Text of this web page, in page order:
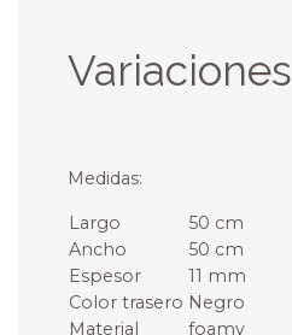
Variaciones
Medidas:
Largo
50 cm
Ancho
50 cm
Espesor
11 mm
Color trasero Negro
Material
foamy